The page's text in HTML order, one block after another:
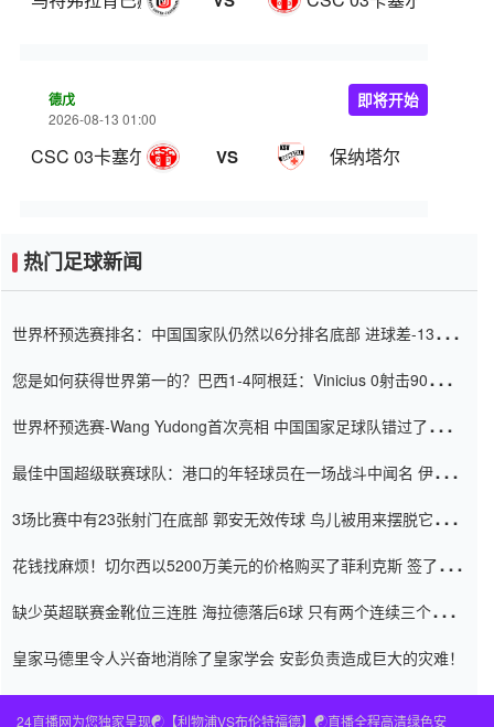
德戊
2026-08-13 01:00
CSC 03卡塞尔 VS 保纳塔尔
即将开始
热门足球新闻
世界杯预选赛排名：中国国家队仍然以6分排名底部 进球差-13令人
您是如何获得世界第一的？巴西1-4阿根廷：Vinicius 0射击90分钟
世界杯预选赛-Wang Yudong首次亮相 中国国家足球队错过了世界
最佳中国超级联赛球队：港口的年轻球员在一场战斗中闻名 伊万放
3场比赛中有23张射门在底部 郭安无效传球 鸟儿被用来摆脱它
花钱找麻烦！切尔西以5200万美元的价格购买了菲利克斯 签了7年
缺少英超联赛金靴位三连胜 海拉德落后6球 只有两个连续三个连续
皇家马德里令人兴奋地消除了皇家学会 安彭负责造成巨大的灾难！
24直播网为您独家呈现☯️【利物浦VS布伦特福德】☯️直播全程高清绿色安